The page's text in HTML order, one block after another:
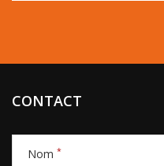
CONTACT
Nom *